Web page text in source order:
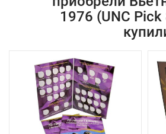
1976 (UNC